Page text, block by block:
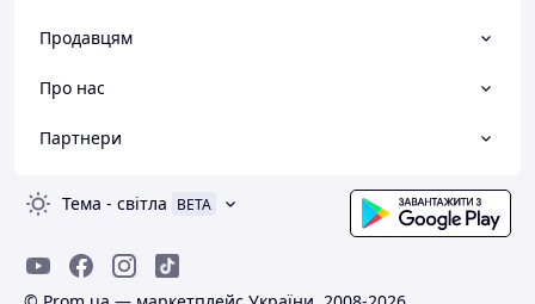
Продавцям
Про нас
Партнери
Тема - світла BETA